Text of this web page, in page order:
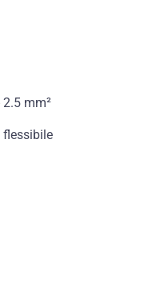
2.5 mm²
flessibile